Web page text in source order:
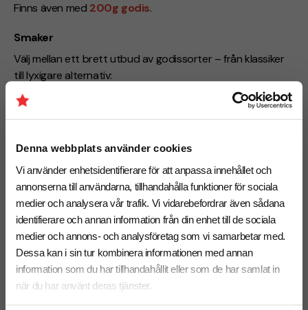
Denna webbplats använder cookies
Vi använder enhetsidentifierare för att anpassa innehållet och
annonserna till användarna, tillhandahålla funktioner för sociala
medier och analysera vår trafik. Vi vidarebefordrar även sådana
identifierare och annan information från din enhet till de sociala
medier och annons- och analysföretag som vi samarbetar med.
Dessa kan i sin tur kombinera informationen med annan
information som du har tillhandahållit eller som de har samlat in
när du har använt deras tjänster.
Finns även med 200g godis.
Smaker
Välj mellan ett brett utbud av godissorter – från klassiker
till lyxigare alternativ:
Tutti Frutti
Salt Kolalakrits(svensk tillverkad)
(svensk tillverkad)
Jordgubblakrits(svensk tillverkad)- Nyhet!
Viollakrits(svensk tillverkad)- Nyhet!
Citronlakrits (svensk tillverkad) - Nyhet!
Kikärta - Honung & Sesamfrön
Kikärta - Choklad(vegan)- Nyhet!
Hasselnötmix(svensk tillverkad)- Nyhet!
Mandelmix(svensk tillverkad)- Nyhet!
Röda Chokladhjärtan
Guldiga Chokladhjärtan